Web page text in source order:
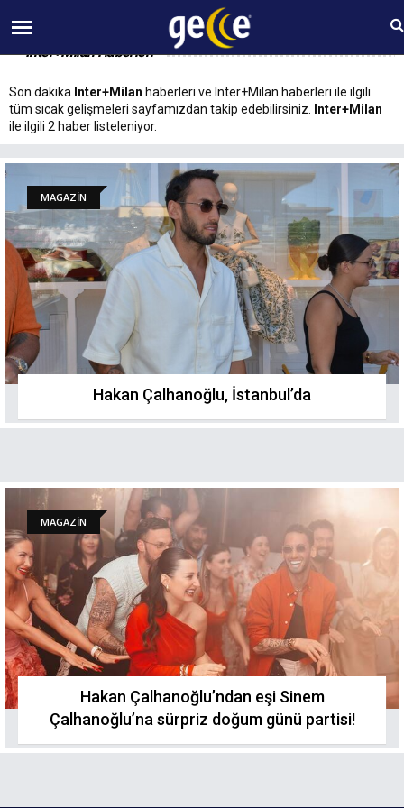
10 AĞUSTOS Pazartesi 23:13
Inter+Milan Haberleri
Son dakika Inter+Milan haberleri ve Inter+Milan haberleri ile ilgili
tüm sıcak gelişmeleri sayfamızdan takip edebilirsiniz.
Inter+Milan
ile ilgili 2 haber listeleniyor.
MAGAZİN
Hakan Çalhanoğlu, İstanbul’da
MAGAZİN
Hakan Çalhanoğlu’ndan eşi Sinem
Çalhanoğlu’na sürpriz doğum günü partisi!